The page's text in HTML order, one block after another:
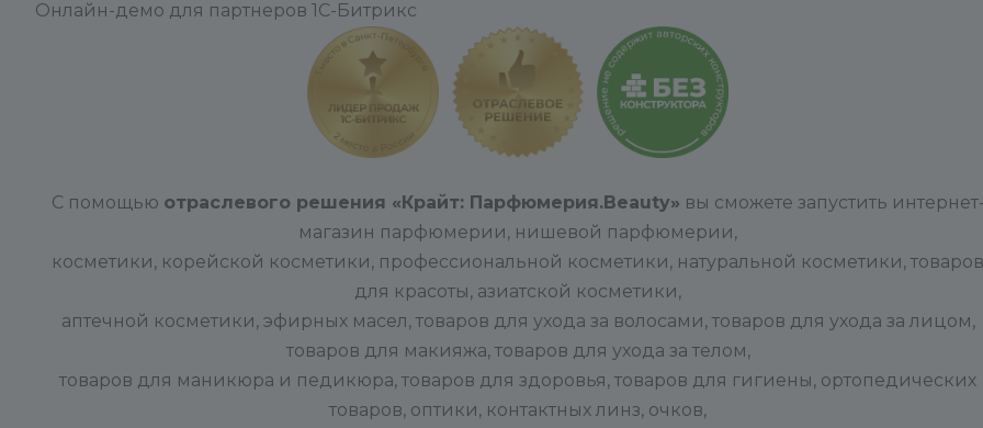
Онлайн-демо для партнеров 1С-Битрикс
С помощью отраслевого решения «Крайт: Парфюмерия.Beauty» вы сможете запустить
магазин парфюмерии, нишевой парфюмерии,
косметики, корейской косметики, профессиональной косметики, натуральной косметики, товаров
для красоты, азиатской косметики,
аптечной косметики, эфирных масел, товаров для ухода за волосами, товаров для ухода за лицом,
товаров для макияжа, товаров для ухода за телом,
товаров для маникюра и педикюра, товаров для здоровья, товаров для гигиены, ортопедических
товаров, оптики, контактных линз, очков,